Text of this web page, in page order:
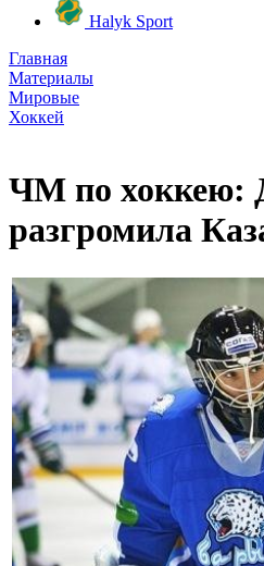
Halyk Sport
Главная
Материалы
Мировые
Хоккей
ЧМ по хоккею:
разгромила